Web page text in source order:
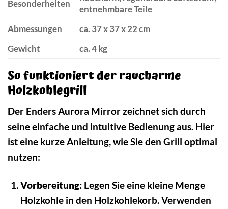
Besonderheiten
entnehmbare Teile
Abmessungen
ca. 37 x 37 x 22 cm
Gewicht
ca. 4 kg
So funktioniert der raucharme
Holzkohlegrill
Der Enders Aurora Mirror zeichnet sich durch
seine einfache und intuitive Bedienung aus. Hier
ist eine kurze Anleitung, wie Sie den Grill optimal
nutzen:
Vorbereitung:Legen Sie eine kleine Menge
Holzkohle in den Holzkohlekorb. Verwenden